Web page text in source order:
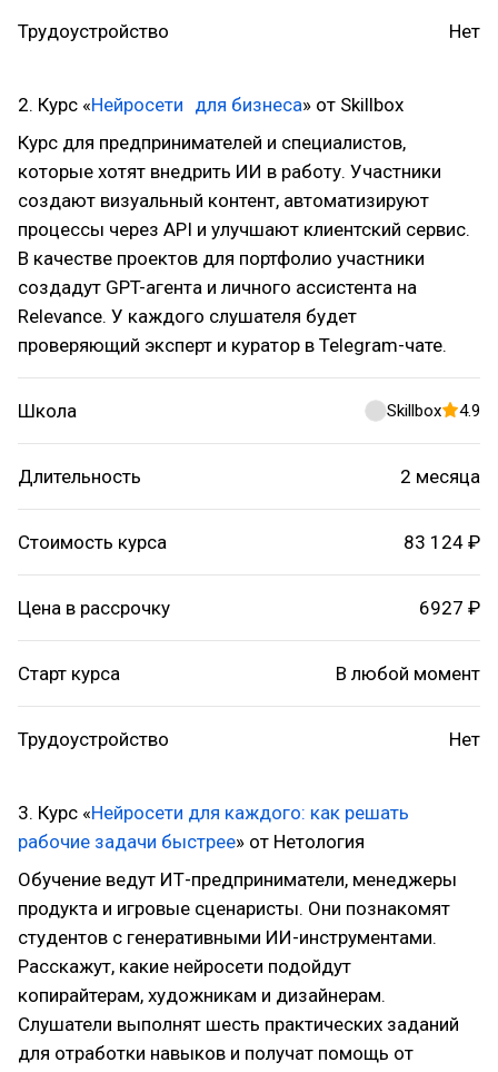
Трудоустройство Нет
2. Курс «Нейросети для бизнеса» от Skillbox
Курс для предпринимателей и специалистов,
которые хотят внедрить ИИ в работу. Участники
создают визуальный контент, автоматизируют
процессы через API и улучшают клиентский сервис.
В качестве проектов для портфолио участники
создадут GPT-агента и личного ассистента на
Relevance. У каждого слушателя будет
проверяющий эксперт и куратор в Telegram-чате.
Школа Skillbox 4.9
Длительность 2 месяца
Стоимость курса 83 124 ₽
Цена в рассрочку 6927 ₽
Старт курса В любой момент
Трудоустройство Нет
3. Курс «Нейросети для каждого: как решать
рабочие задачи быстрее» от Нетология
Обучение ведут ИТ-предприниматели, менеджеры
продукта и игровые сценаристы. Они познакомят
студентов с генеративными ИИ-инструментами.
Расскажут, какие нейросети подойдут
копирайтерам, художникам и дизайнерам.
Слушатели выполнят шесть практических заданий
для отработки навыков и получат помощь от